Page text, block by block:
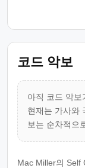
코드 악보
아직 코드 악보
현재는 가사와
보는 순차적으
Mac Miller의 Self